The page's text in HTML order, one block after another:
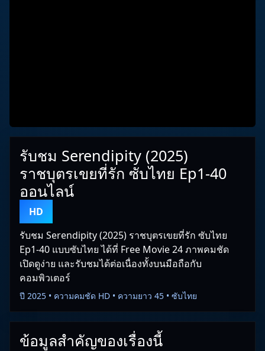
รับชม Serendipity (2025)
ราชบุตรเขยที่รัก ซับไทย Ep1-40
ออนไลน์
HD
รับชม Serendipity (2025) ราชบุตรเขยที่รัก ซับไทย
Ep1-40 แบบซับไทย ได้ที่ Free Movie 24 ภาพคมชัด
เปิดดูง่าย และรับชมได้ต่อเนื่องทั้งบนมือถือกับ
คอมพิวเตอร์
ปี 2025 • ความคมชัด HD • ความยาว 45 • ซับไทย
ข้อมูลสำคัญของเรื่องนี้